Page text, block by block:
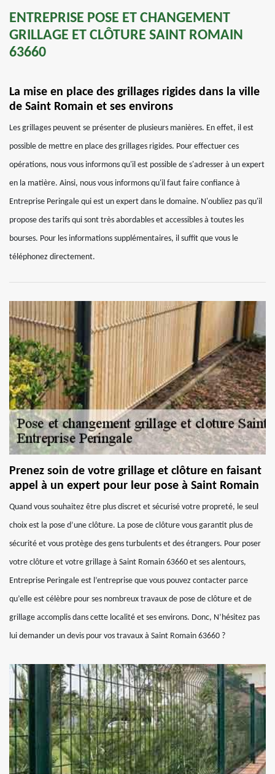
ENTREPRISE POSE ET CHANGEMENT
GRILLAGE ET CLÔTURE SAINT ROMAIN
63660
La mise en place des grillages rigides dans la ville
de Saint Romain et ses environs
Les grillages peuvent se présenter de plusieurs manières. En effet, il est
possible de mettre en place des grillages rigides. Pour effectuer ces
opérations, nous vous informons qu'il est possible de s'adresser à un expert
en la matière. Ainsi, nous vous informons qu'il faut faire confiance à
Entreprise Peringale qui est un expert dans le domaine. N'oubliez pas qu'il
propose des tarifs qui sont très abordables et accessibles à toutes les
bourses. Pour les informations supplémentaires, il suffit que vous le
téléphonez directement.
Prenez soin de votre grillage et clôture en faisant
appel à un expert pour leur pose à Saint Romain
Quand vous souhaitez être plus discret et sécurisé votre propreté, le seul
choix est la pose d’une clôture. La pose de clôture vous garantit plus de
sécurité et vous protège des gens turbulents et des étrangers. Pour poser
votre clôture et votre grillage à Saint Romain 63660 et ses alentours,
Entreprise Peringale est l’entreprise que vous pouvez contacter parce
qu’elle est célèbre pour ses nombreux travaux de pose de clôture et de
grillage accomplis dans cette localité et ses environs. Donc, N’hésitez pas
lui demander un devis pour vos travaux à Saint Romain 63660 ?